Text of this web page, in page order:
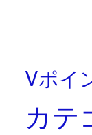
Vポイ
カテ